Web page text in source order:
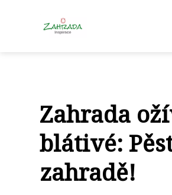
Zahrada
blátivé:
zahradě!